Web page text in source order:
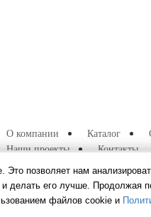
О компании Каталог
Наши проекты
Контакты
Информация на сайте не
позволяет нам
и делать его лучше. Продолжая
файлов cookie и